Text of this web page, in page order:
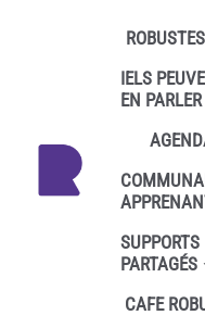
Aller au contenu
IELS
EN PARLER
SUPPORTS
PARTAGÉS
CAFE